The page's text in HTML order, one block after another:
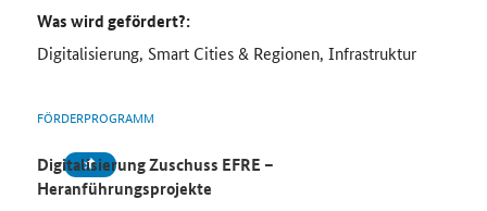
Was wird gefördert?:
Digitalisierung, Smart Cities & Regionen, Infrastruktur
FÖRDERPROGRAMM
Digitalisierung Zuschuss EFRE –
Heranführungsprojekte